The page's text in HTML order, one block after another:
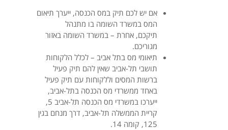
אם יש לכם תיק במס הכנסה, ייערך תיאום
המס במשרד השומה בו מתנהל
תיקכם, אחרת – במשרד השומה באזור
מגוריכם.
תיאומי מס בתל אביב – לכלל הלקוחות
תושבי תל-אביב שאין להם תיק פעיל
ברשות המסים וללקוחות עם תיק פעיל
באחד ממשרדי מס הכנסה בתל-אביב,
ייערכו במשרדי מס הכנסה תל-אביב 5,
קריית הממשלה תל-אביב, דרך מנחם בגין
125, קומה 14.